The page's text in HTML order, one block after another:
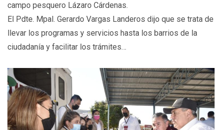
campo pesquero Lázaro Cárdenas.
El Pdte. Mpal. Gerardo Vargas Landeros dijo que se trata de
llevar los programas y servicios hasta los barrios de la
ciudadanía y facilitar los trámites…